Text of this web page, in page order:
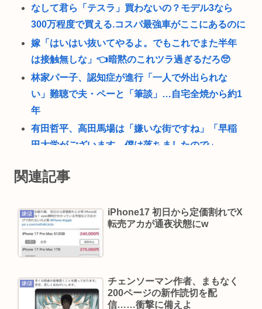
なして君ら「テスラ」買わないの？モデル3なら
300万程度で買える.コスパ最強車がここにあるのに
嫁「はいはい抜いてやるよ。でもこれでまた半年
は接触無しな」👈暗黙のこれツラ過ぎるだろ🥺
林家パー子、認知症が進行「一人で外出られな
い」難聴で夫・ペーと「筆談」…自宅全焼から約1
年
有田哲平、高田馬場は「嫌いな街ですね」「早稲
田大学がございます、僕は落ちましたので」
てないおっさんのこと見下してる
ジサツする
許せない不祥事タレントランキングが発表される
俺たちの永野芽郁を抑えて1位に輝いたのは…
【疑問】サイゼリヤ「うまいです、安いです、全
国どこにでもあります」←こいつの弱点
関連記事
嫌儲
iPhone17 初日から定価割れでX
転売アカが通夜状態にw
嫌儲
チェンソーマン作者、まもなく
200ページの新作読切を配
信……衝撃に備えよ